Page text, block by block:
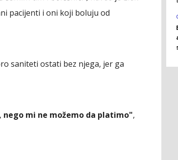
pacijenti i oni koji boluju od
saniteti ostati bez njega, jer ga
mi ne možemo da platimo",